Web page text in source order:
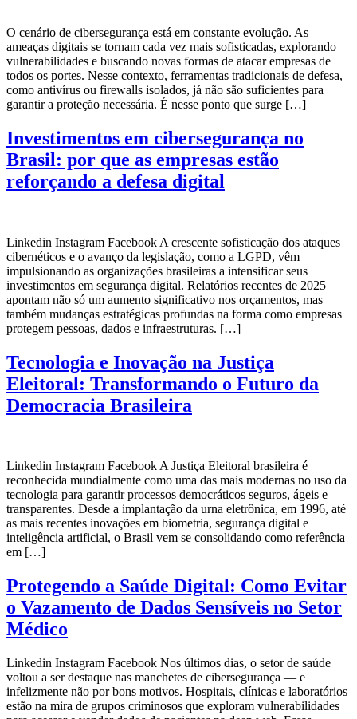
O cenário de cibersegurança está em constante evolução. As
ameaças digitais se tornam cada vez mais sofisticadas, explorando
vulnerabilidades e buscando novas formas de atacar empresas de
todos os portes. Nesse contexto, ferramentas tradicionais de defesa,
como antivírus ou firewalls isolados, já não são suficientes para
garantir a proteção necessária. É nesse ponto que surge […]
Investimentos em cibersegurança no
Brasil: por que as empresas estão
reforçando a defesa digital
Linkedin Instagram Facebook A crescente sofisticação dos ataques
cibernéticos e o avanço da legislação, como a LGPD, vêm
impulsionando as organizações brasileiras a intensificar seus
investimentos em segurança digital. Relatórios recentes de 2025
apontam não só um aumento significativo nos orçamentos, mas
também mudanças estratégicas profundas na forma como empresas
protegem pessoas, dados e infraestruturas. […]
Tecnologia e Inovação na Justiça
Eleitoral: Transformando o Futuro da
Democracia Brasileira
Linkedin Instagram Facebook A Justiça Eleitoral brasileira é
reconhecida mundialmente como uma das mais modernas no uso da
tecnologia para garantir processos democráticos seguros, ágeis e
transparentes. Desde a implantação da urna eletrônica, em 1996, até
as mais recentes inovações em biometria, segurança digital e
inteligência artificial, o Brasil vem se consolidando como referência
em […]
Protegendo a Saúde Digital: Como Evitar
o Vazamento de Dados Sensíveis no Setor
Médico
Linkedin Instagram Facebook Nos últimos dias, o setor de saúde
voltou a ser destaque nas manchetes de cibersegurança — e
infelizmente não por bons motivos. Hospitais, clínicas e laboratórios
estão na mira de grupos criminosos que exploram vulnerabilidades